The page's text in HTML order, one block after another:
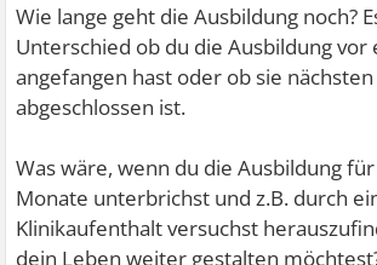
Wie lange geht die Ausbildung noch?
Unterschied ob du die Ausbildung
angefangen hast oder ob sie
abgeschlossen ist.
Was wäre, wenn du die Ausbildung
Monate unterbrichst und z.B. durch
Klinikaufenthalt versuchst
dein Leben weiter gestalten